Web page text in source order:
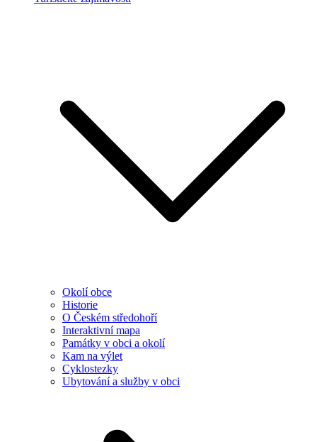
Okolí obce
Historie
O Českém středohoří
Interaktivní mapa
Památky v obci a okolí
Kam na výlet
Cyklostezky
Ubytování a služby v obci